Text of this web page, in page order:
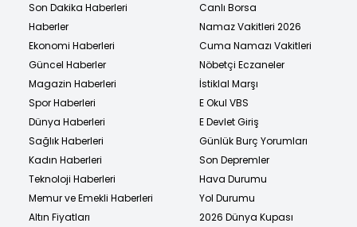
Son Dakika Haberleri
Haberler
Ekonomi Haberleri
Güncel Haberler
Magazin Haberleri
Spor Haberleri
Dünya Haberleri
Sağlık Haberleri
Kadın Haberleri
Teknoloji Haberleri
Memur ve Emekli Haberleri
Altın Fiyatları
Canlı Borsa
Namaz Vakitleri 2026
Cuma Namazı Vakitleri
Nöbetçi Eczaneler
İstiklal Marşı
E Okul VBS
E Devlet Giriş
Günlük Burç Yorumları
Son Depremler
Hava Durumu
Yol Durumu
2026 Dünya Kupası